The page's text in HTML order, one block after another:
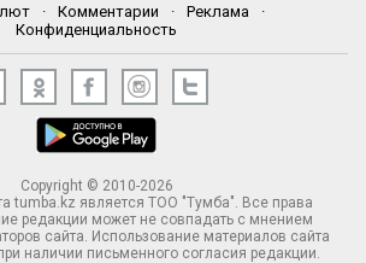
· Комментарии · Реклама
·
Конфиденциальность
Copyright © 2010-2026
tumba.kz является ТОО "Тумба". Все права
редакции может не совпадать с мнением
сайта. Использование материалов сайта
наличии письменного согласия редакции.